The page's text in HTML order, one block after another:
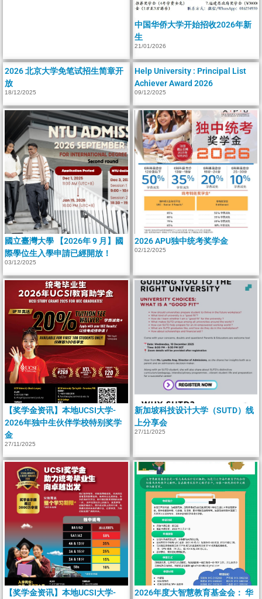
中国华侨大学开始招收2026年新
生
21/01/2026
2026 北京大学免笔试招生简章开
放
18/12/2025
Help University : Principal List
Achiever Award 2026
09/12/2025
國立臺灣大學 【2026年 9 月】國
際學位生入學申請已經開放！
03/12/2025
2026 APU独中统考奖学金
02/12/2025
【奖学金资讯】本地UCSI大学-
2026年独中生伙伴学校特别奖学
金
27/11/2025
新加坡科技设计大学（SUTD）线
上分享会
27/11/2025
【奖学金资讯】本地UCSI大学-
2026年度大智慧教育基金会： 华